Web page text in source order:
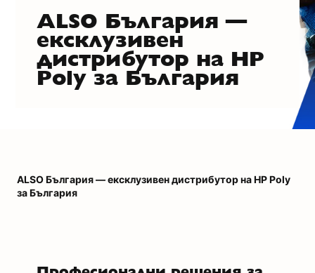
ALSO България —
ексклузивен
дистрибутор на HP
Poly за България
ALSO България — ексклузивен дистрибутор на HP Poly
за България